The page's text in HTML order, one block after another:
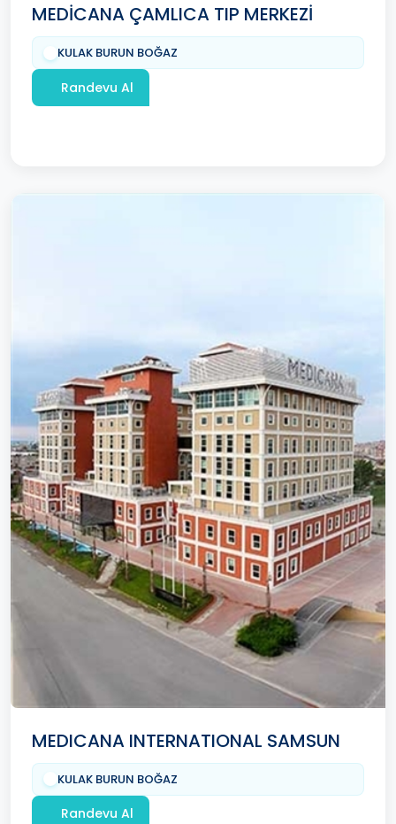
MEDİCANA ÇAMLICA TIP MERKEZİ
KULAK BURUN BOĞAZ
Randevu Al
MEDICANA INTERNATIONAL SAMSUN
KULAK BURUN BOĞAZ
Randevu Al